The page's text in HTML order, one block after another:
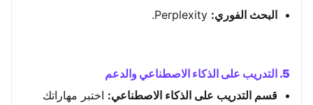
البحث الفوري:
5. التدريب على الذكاء الاصطناعي والدعم
قسم التدريب على الذكاء الاصطناعي: اختبر مهاراتك